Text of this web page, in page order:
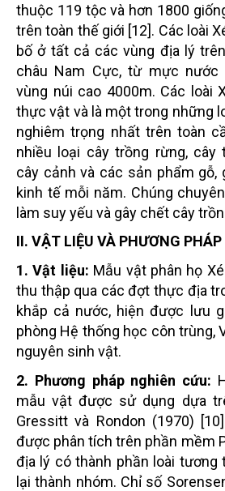
thuộc 119 tộc và hơn 1800
trên toàn thế giới [12]. Các loài
bố ở tất cả các vùng địa lý
châu Nam Cực, từ mực
vùng núi cao 4000m. Các loài
thực vật và là một trong những
nghiêm trọng nhất trên toàn
nhiều loại cây trồng rừng, cây
cây cảnh và các sản phẩm gỗ,
kinh tế mỗi năm. Chúng
làm suy yếu và gây chết cây
II. VẬT LIỆU VÀ PHƯƠNG
1. Vật liệu: Mẫu vật phân họ
thu thập qua các đợt thực địa
khắp cả nước, hiện được lưu
phòng Hệ thống học côn trùng,
nguyên sinh vật.
2. Phương pháp nghiên cứu:
mẫu vật được sử dụng dựa
Gressitt và Rondon (1970)
được phân tích trên phần mềm
địa lý có thành phần loài tương
lại thành nhóm. Chỉ số